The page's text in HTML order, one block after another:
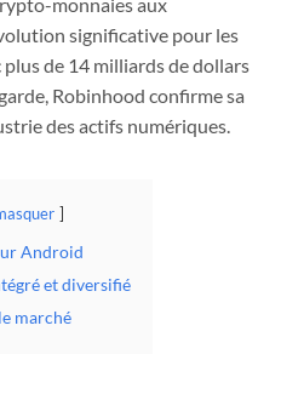
monnaies aux
significative pour les
de 14 milliards de dollars
Robinhood confirme sa
des actifs numériques.
Android
et diversifié
marché